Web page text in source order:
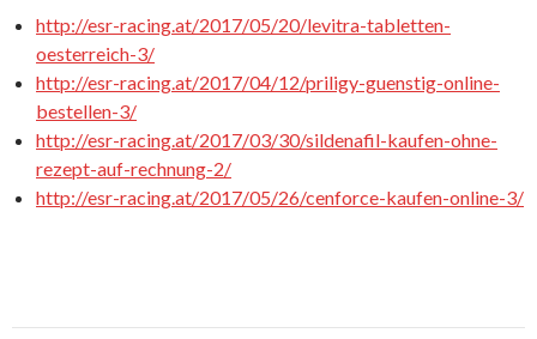
http://esr-racing.at/2017/05/20/levitra-tabletten-
oesterreich-3/
http://esr-racing.at/2017/04/12/priligy-guenstig-online-
bestellen-3/
http://esr-racing.at/2017/03/30/sildenafil-kaufen-ohne-
rezept-auf-rechnung-2/
http://esr-racing.at/2017/05/26/cenforce-kaufen-online-3/